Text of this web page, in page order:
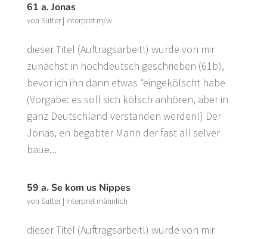
61 a. Jonas
von Sutter| Interpret m/w
dieser Titel (Auftragsarbeit!) wurde von mir
zunächst in hochdeutsch geschrieben (61b),
bevor ich ihn dann etwas “eingekölscht habe
(Vorgabe: es soll sich kölsch anhören, aber in
ganz Deutschland verstanden werden!) Der
Jonas, en begabter Mann der fast all selver
baue...
59 a. Se kom us Nippes
von Sutter| Interpret männlich
dieser Titel (Auftragsarbeit!) wurde von mir